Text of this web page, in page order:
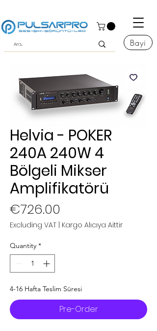
Bayi
Helvia - POKER
240A 240W 4
Bölgeli Mikser
Amplifikatörü
€726.00
Excluding VAT Kargo Alıcıya Aittir
Quantity *
4-16 Hafta Teslim Süresi
Pre-Order